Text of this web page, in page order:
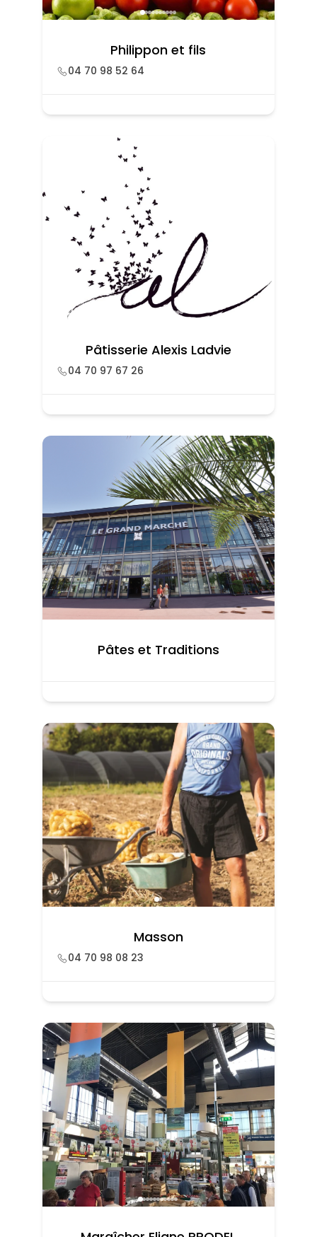
Philippon et fils
04 70 98 52 64
Pâtisserie Alexis Ladvie
04 70 97 67 26
Pâtes et Traditions
Masson
04 70 98 08 23